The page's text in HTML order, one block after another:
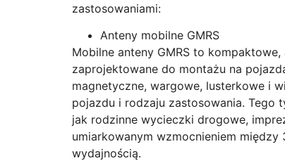
zastosowaniami:
Anteny mobilne GMRS
Mobilne anteny GMRS to
zaprojektowane do montażu na
magnetyczne, wargowe, lusterkowe i
pojazdu i rodzaju zastosowania. Tego
jak rodzinne wycieczki drogowe,
umiarkowanym wzmocnieniem
wydajnością.